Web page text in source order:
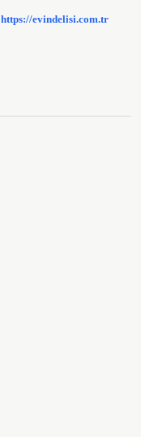
https://evindelisi.com.tr